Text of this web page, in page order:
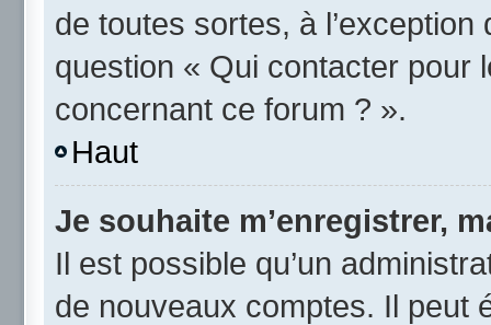
de toutes sortes, à
question « Qui contacter pour
concernant ce forum ? ».
Haut
Je souhaite m’enregistrer,
Il est possible qu’un
de nouveaux comptes. Il peut